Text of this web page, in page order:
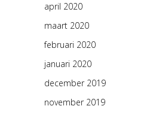
april 2020
maart 2020
februari 2020
januari 2020
december 2019
november 2019